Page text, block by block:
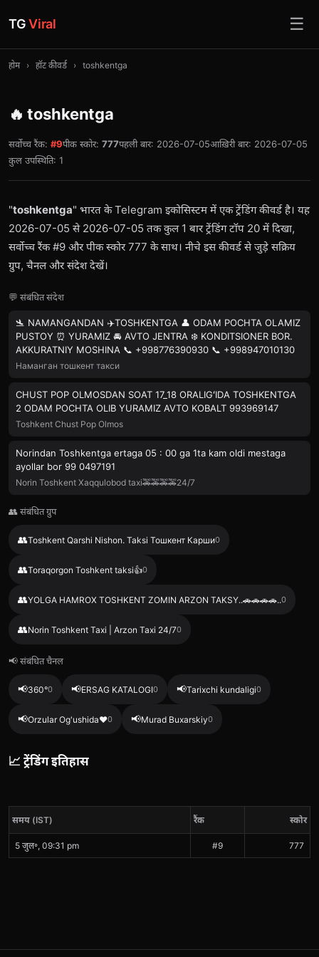
TGViral ☰
होम › हॉट कीवर्ड › toshkentga
🔥 toshkentga
सर्वोच्च रैंक: #9पीक स्कोर: 777पहली बार: 2026-07-05आख़िरी बार: 2026-07-05
कुल उपस्थिति: 1
"toshkentga" भारत के Telegram इकोसिस्टम में एक ट्रेंडिंग कीवर्ड है। यह
2026-07-05 से 2026-07-05 तक कुल 1 बार ट्रेंडिंग टॉप 20 में दिखा,
सर्वोच्च रैंक #9 और पीक स्कोर 777 के साथ। नीचे इस कीवर्ड से जुड़े सक्रिय
ग्रुप, चैनल और संदेश देखें।
💬 संबंधित संदेश
🛬 NAMANGANDAN ✈️TOSHKENTGA 👤 ODAM POCHTA OLAMIZ
PUSTOY ⏰ YURAMIZ 🚘 AVTO JENTRA ❄️ KONDITSIONER BOR.
AKKURATNIY MOSHINA 📞 +998776390930 📞 +998947010130
Наманган тошкент такси
CHUST POP OLMOSDAN SOAT 17_18 ORALIGʻIDA TOSHKENTGA
2 ODAM POCHTA OLIB YURAMIZ AVTO KOBALT 993969147
Toshkent Chust Pop Olmos
Norindan Toshkentga ertaga 05 : 00 ga 1ta kam oldi mestaga
ayollar bor 99 0497191
Norin Toshkent Xaqqulobod taxi🚕🚕🚕🚕24/7
👥 संबंधित ग्रुप
👥Toshkent Qarshi Nishon. Taksi Тошкент Карши0
👥Toraqorgon Toshkent taksi👍0
👥YOLGA HAMROX TOSHKENT ZOMIN ARZON TAKSY..🚗🚗🚗🚗..0
👥Norin Toshkent Taxi | Arzon Taxi 24/70
📢 संबंधित चैनल
📢360°0 📢ERSAG KATALOGI0 📢Tarixchi kundaligi0
📢Orzular Og'ushida❤️0 📢Murad Buxarskiy0
📈 ट्रेंडिंग इतिहास
समय (IST) रैंक स्कोर
5 जुल॰, 09:31 pm #9 777